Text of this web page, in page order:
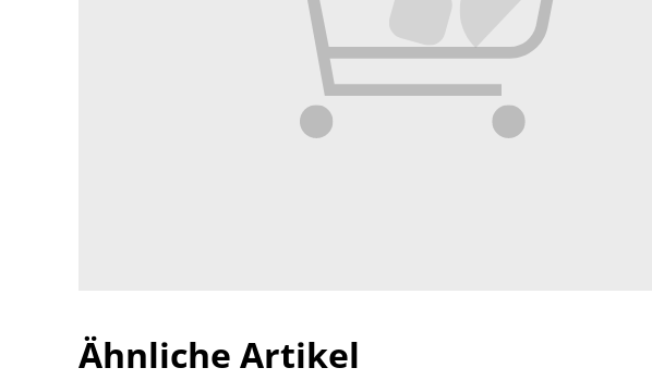
Ähnliche Artikel